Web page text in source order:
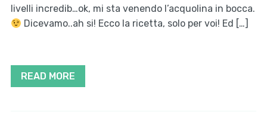
livelli incredib…ok, mi sta venendo l’acquolina in bocca.
Dicevamo..ah si! Ecco la ricetta, solo per voi! Ed […]
READ MORE